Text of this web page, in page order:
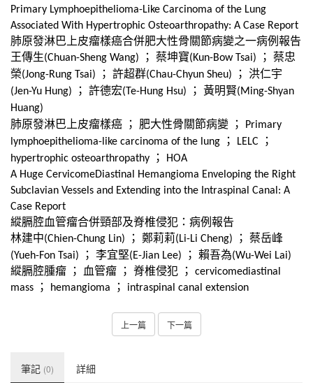
Primary Lymphoepithelioma-Like Carcinoma of the Lung
Associated With Hypertrophic Osteoarthropathy: A Case Report
肺原發淋巴上皮瘤樣癌合併肥大性骨關節病變之一病例報告
王傳生(Chuan-Sheng Wang) ； 蔡坤寶(Kun-Bow Tsai) ； 蔡忠
榮(Jong-Rung Tsai) ； 許超群(Chau-Chyun Sheu) ； 洪仁宇
(Jen-Yu Hung) ； 許德宏(Te-Hung Hsu) ； 黃明賢(Ming-Shyan
Huang)
肺原發淋巴上皮瘤樣癌 ； 肥大性骨關節病變 ；
Primary
lymphoepithelioma-like carcinoma of the lung
； LELC ；
hypertrophic osteoarthropathy ；
HOA
A Huge CervicomeDiastinal Hemangioma Enveloping the Right
Subclavian Vessels and Extending into the Intraspinal Canal: A
Case Report
縱膈腔血管瘤合併頸部及脊椎侵犯：病例報告
林建中(Chien-Chung Lin) ； 鄭莉莉(Li-Li Cheng) ； 蔡岳峰
(Yueh-Fon Tsai) ； 李宜堅(E-Jian Lee) ； 賴吾為(Wu-Wei Lai)
縱膈腔腫瘤 ； 血管瘤 ； 脊椎侵犯 ；
cervicomediastinal
mass
； hemangioma ； intraspinal canal extension
上一篇 下一篇
筆記 (0) 詳細